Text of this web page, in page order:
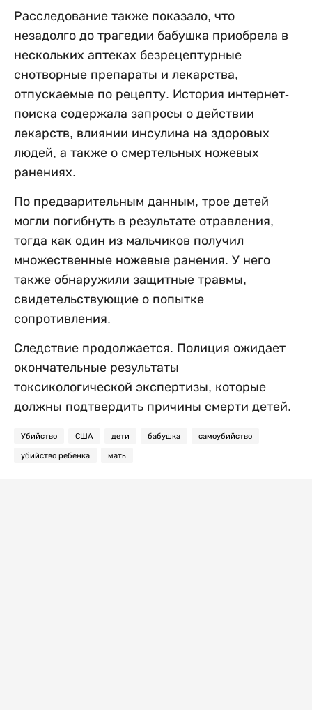
Расследование также показало, что
незадолго до трагедии бабушка приобрела в
нескольких аптеках безрецептурные
снотворные препараты и лекарства,
отпускаемые по рецепту. История интернет-
поиска содержала запросы о действии
лекарств, влиянии инсулина на здоровых
людей, а также о смертельных ножевых
ранениях.
По предварительным данным, трое детей
могли погибнуть в результате отравления,
тогда как один из мальчиков получил
множественные ножевые ранения. У него
также обнаружили защитные травмы,
свидетельствующие о попытке
сопротивления.
Следствие продолжается. Полиция ожидает
окончательные результаты
токсикологической экспертизы, которые
должны подтвердить причины смерти детей.
Убийство США дети бабушка самоубийство
убийство ребенка мать